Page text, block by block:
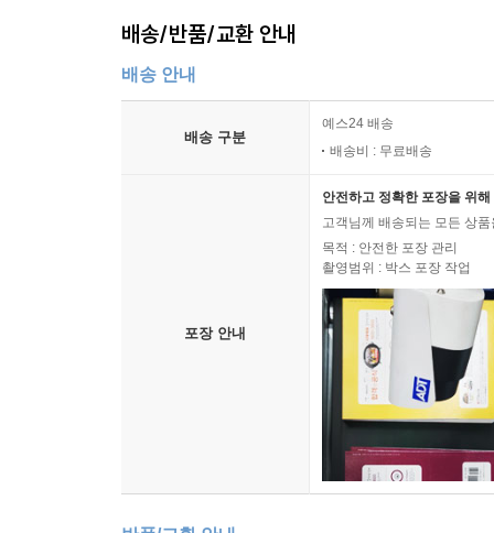
배송/반품/교환 안내
배송 안내
배송 구분
예스24 배송
배송비 : 무료배송
포장 안내
안전하고 정확한 포장을 위
고객님께 배송되는 모든 상
목적 : 안전한 포장 관리
촬영범위 : 박스 포장 작업